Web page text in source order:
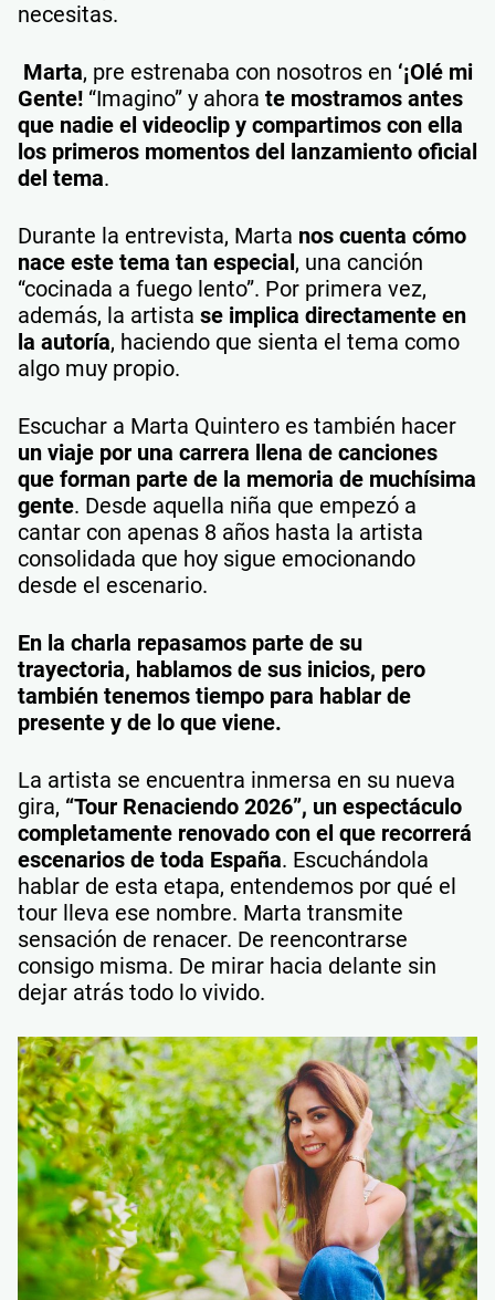
necesitas.
Marta, pre estrenaba con nosotros en ‘¡Olé mi
Gente! “Imagino” y ahora te mostramos antes
que nadie el videoclip y compartimos con ella
los primeros momentos del lanzamiento oficial
del tema.
Durante la entrevista, Marta nos cuenta cómo
nace este tema tan especial, una canción
“cocinada a fuego lento”. Por primera vez,
además, la artista se implica directamente en
la autoría, haciendo que sienta el tema como
algo muy propio.
Escuchar a Marta Quintero es también hacer
un viaje por una carrera llena de canciones
que forman parte de la memoria de muchísima
gente. Desde aquella niña que empezó a
cantar con apenas 8 años hasta la artista
consolidada que hoy sigue emocionando
desde el escenario.
En la charla repasamos parte de su
trayectoria, hablamos de sus inicios, pero
también tenemos tiempo para hablar de
presente y de lo que viene.
La artista se encuentra inmersa en su nueva
gira, “Tour Renaciendo 2026”, un espectáculo
completamente renovado con el que recorrerá
escenarios de toda España. Escuchándola
hablar de esta etapa, entendemos por qué el
tour lleva ese nombre. Marta transmite
sensación de renacer. De reencontrarse
consigo misma. De mirar hacia delante sin
dejar atrás todo lo vivido.